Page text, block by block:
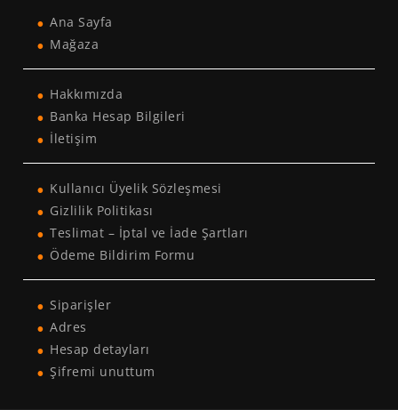
Ana Sayfa
Mağaza
Hakkımızda
Banka Hesap Bilgileri
İletişim
Kullanıcı Üyelik Sözleşmesi
Gizlilik Politikası
Teslimat – İptal ve İade Şartları
Ödeme Bildirim Formu
Siparişler
Adres
Hesap detayları
Şifremi unuttum